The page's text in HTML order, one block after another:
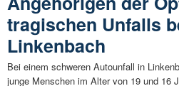
tragischen Unfalls
Linkenbach
Bei einem schweren Autounfall in
junge Menschen im Alter von 19 und 16